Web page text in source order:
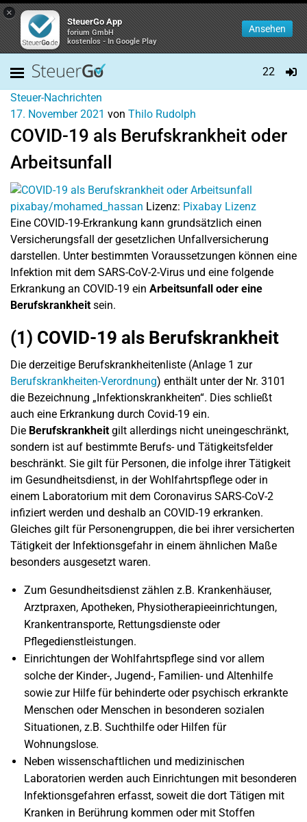
×
SteuerGo App
forium GmbH
kostenlos - In Google Play
Ansehen
22
Steuer-Nachrichten
17. November 2021 von Thilo Rudolph
COVID-19 als Berufskrankheit oder
Arbeitsunfall
pixabay/mohamed_hassan Lizenz: Pixabay Lizenz
Eine COVID-19-Erkrankung kann grundsätzlich einen
Versicherungsfall der gesetzlichen Unfallversicherung
darstellen. Unter bestimmten Voraussetzungen können eine
Infektion mit dem SARS-CoV-2-Virus und eine folgende
Erkrankung an COVID-19 ein Arbeitsunfall oder eine
Berufskrankheitsein.
(1) COVID-19 als Berufskrankheit
Die derzeitige Berufskrankheitenliste (Anlage 1 zur
Berufskrankheiten-Verordnung) enthält unter der Nr. 3101
die Bezeichnung „Infektionskrankheiten“. Dies schließt
auch eine Erkrankung durch Covid-19 ein.
Die Berufskrankheitgilt allerdings nicht uneingeschränkt,
sondern ist auf bestimmte Berufs- und Tätigkeitsfelder
beschränkt. Sie gilt für Personen, die infolge ihrer Tätigkeit
im Gesundheitsdienst, in der Wohlfahrtspflege oder in
einem Laboratorium mit dem Coronavirus SARS-CoV-2
infiziert werden und deshalb an COVID-19 erkranken.
Gleiches gilt für Personengruppen, die bei ihrer versicherten
Tätigkeit der Infektionsgefahr in einem ähnlichen Maße
besonders ausgesetzt waren.
Zum Gesundheitsdienst zählen z.B. Krankenhäuser,
Arztpraxen, Apotheken, Physiotherapieeinrichtungen,
Krankentransporte, Rettungsdienste oder
Pflegedienstleistungen.
Einrichtungen der Wohlfahrtspflege sind vor allem
solche der Kinder-, Jugend-, Familien- und Altenhilfe
sowie zur Hilfe für behinderte oder psychisch erkrankte
Menschen oder Menschen in besonderen sozialen
Situationen, z.B. Suchthilfe oder Hilfen für
Wohnungslose.
Neben wissenschaftlichen und medizinischen
Laboratorien werden auch Einrichtungen mit besonderen
Infektionsgefahren erfasst, soweit die dort Tätigen mit
Kranken in Berührung kommen oder mit Stoffen